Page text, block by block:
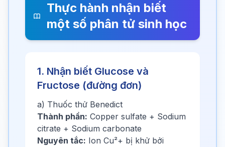
Thực hành nhận biết
một số phân tử sinh học
1. Nhận biết Glucose và
Fructose (đường đơn)
a) Thuốc thử Benedict
Thành phần: Copper sulfate + Sodium
citrate + Sodium carbonate
Nguyên tắc: Ion Cu²+ bị khử bởi